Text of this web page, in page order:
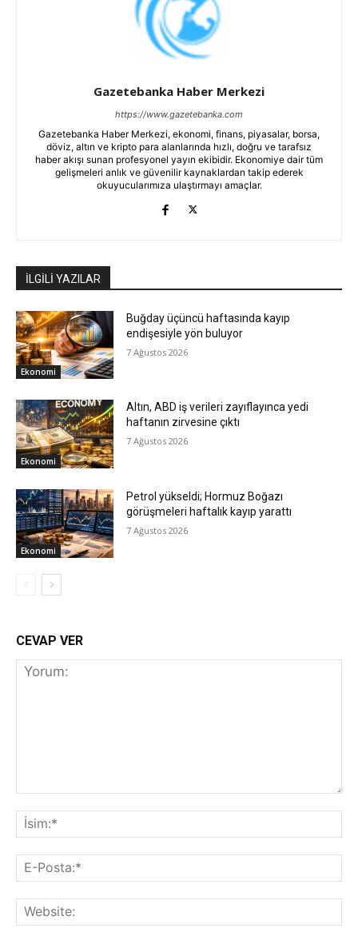
Gazetebanka Haber Merkezi
https://www.gazetebanka.com
Gazetebanka Haber Merkezi, ekonomi, finans, piyasalar, borsa,
döviz, altın ve kripto para alanlarında hızlı, doğru ve tarafsız
haber akışı sunan profesyonel yayın ekibidir. Ekonomiye dair tüm
gelişmeleri anlık ve güvenilir kaynaklardan takip ederek
okuyucularımıza ulaştırmayı amaçlar.
İLGİLİ YAZILAR
Ekonomi
Buğday üçüncü haftasında kayıp
endişesiyle yön buluyor
7 Ağustos 2026
Ekonomi
Altın, ABD iş verileri zayıflayınca yedi
haftanın zirvesine çıktı
7 Ağustos 2026
Ekonomi
Petrol yükseldi; Hormuz Boğazı
görüşmeleri haftalık kayıp yarattı
7 Ağustos 2026
CEVAP VER
Yorum:
E-